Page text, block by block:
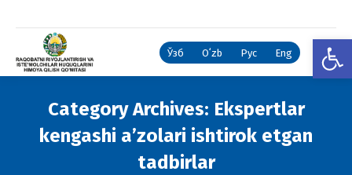
Ўзб Oʻzb Рус Eng
Category Archives: Ekspertlar
kengashi a’zolari ishtirok etgan
tadbirlar